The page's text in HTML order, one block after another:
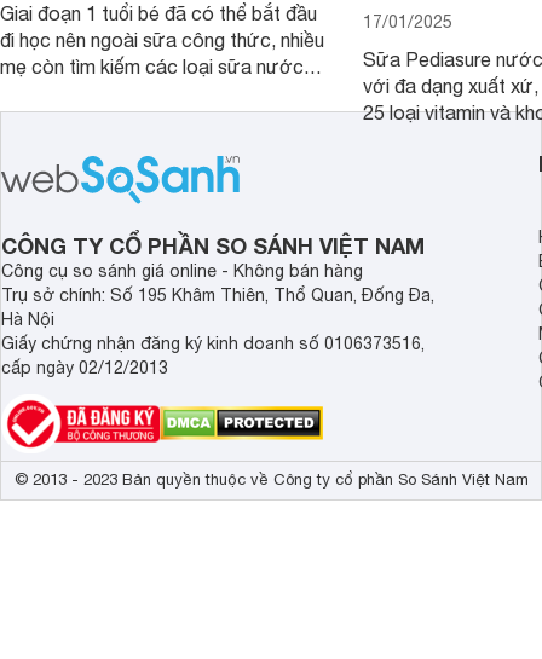
Giai đoạn 1 tuổi bé đã có thể bắt đầu
đi học nên ngoài sữa công thức, nhiều
mẹ còn tìm kiếm các loại sữa nước
trẻ. Dưới đây là 7 loại sữa nước phát
1 tuổi tốt mà mẹ bỉm nên lựa chọn.
17/01/2025
Sữa Pediasure
với đa dạng xuất
25 loại vitamin và
CÔNG TY CỔ PHẦN SO SÁNH VIỆT NAM
Công cụ so sánh giá online - Không bán hàng
Trụ sở chính: Số 195 Khâm Thiên, Thổ Quan, Đống Đa,
Hà Nội
Giấy chứng nhận đăng ký kinh doanh số 0106373516,
cấp ngày 02/12/2013
© 2013 - 2023 Bản quyền thuộc về Công ty cổ phần So Sánh Việt Nam